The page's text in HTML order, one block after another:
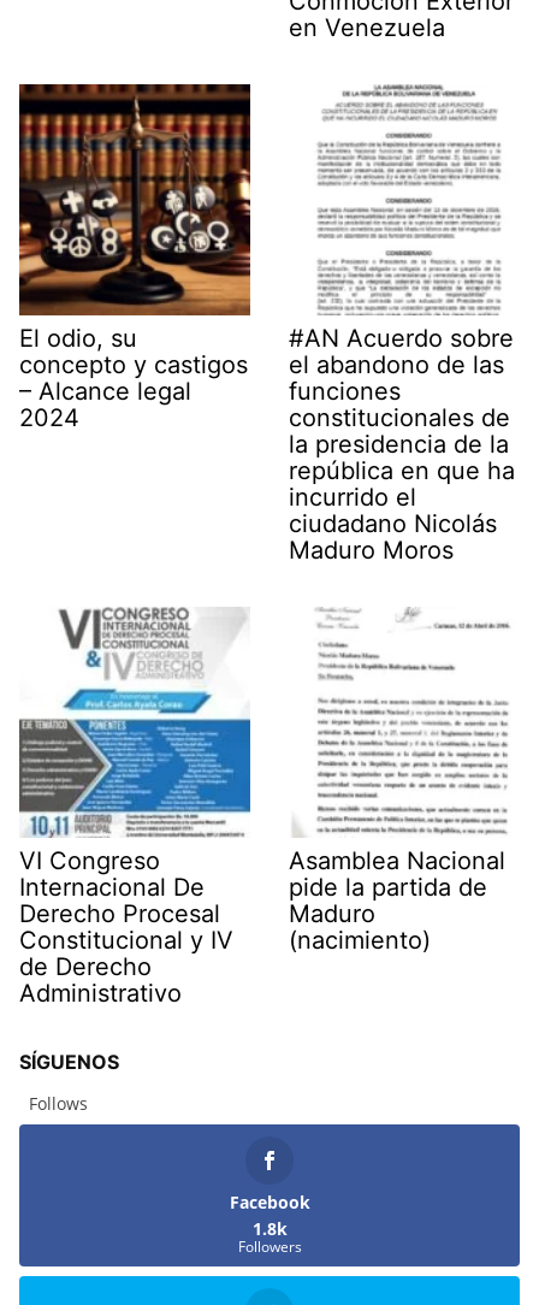
en Venezuela
El odio, su
concepto y castigos
– Alcance legal
2024
#AN Acuerdo sobre
el abandono de las
funciones
constitucionales de
la presidencia de la
república en que ha
incurrido el
ciudadano Nicolás
Maduro Moros
VI Congreso
Internacional De
Derecho Procesal
Constitucional y IV
de Derecho
Administrativo
Asamblea Nacional
pide la partida de
Maduro
(nacimiento)
SÍGUENOS
Follows
Facebook
1.8k
Followers